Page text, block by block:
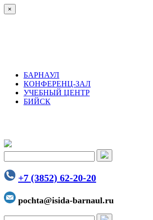
×
БАРНАУЛ
КОНФЕРЕНЦ-ЗАЛ
УЧЕБНЫЙ ЦЕНТР
БИЙСК
+7 (3852) 62-20-20
pochta@isida-barnaul.ru